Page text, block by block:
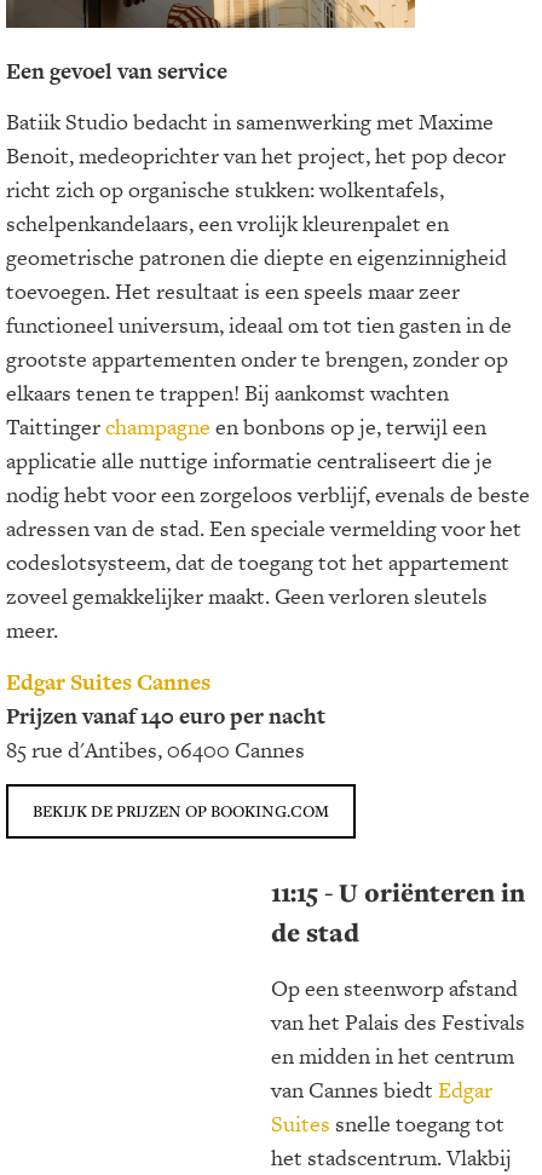
Een gevoel van service
Batiik Studio bedacht in samenwerking met Maxime
Benoit, medeoprichter van het project, het pop decor
richt zich op organische stukken: wolkentafels,
schelpenkandelaars, een vrolijk kleurenpalet en
geometrische patronen die diepte en eigenzinnigheid
toevoegen. Het resultaat is een speels maar zeer
functioneel universum, ideaal om tot tien gasten in de
grootste appartementen onder te brengen, zonder op
elkaars tenen te trappen! Bij aankomst wachten
Taittingerchampagne en bonbons op je, terwijl een
applicatie alle nuttige informatie centraliseert die je
nodig hebt voor een zorgeloos verblijf, evenals de beste
adressen van de stad. Een speciale vermelding voor het
codeslotsysteem, dat de toegang tot het appartement
zoveel gemakkelijker maakt. Geen verloren sleutels
meer.
Edgar Suites Cannes
Prijzen vanaf 140 euro per nacht
85 rue d'Antibes, 06400 Cannes
BEKIJK DE PRIJZEN OP BOOKING.COM
11:15 - U oriënteren in
de stad
Op een steenworp afstand
van het Palais des Festivals
en midden in het centrum
van Cannes biedt Edgar
Suites snelle toegang tot
het stadscentrum. Vlakbij